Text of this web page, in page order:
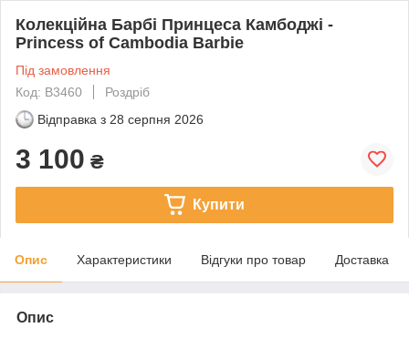
Колекційна Барбі Принцеса Камбоджі -
Princess of Cambodia Barbie
Під замовлення
Код: B3460
Роздріб
Відправка з 28 серпня 2026
3 100 ₴
Купити
Опис Характеристики Відгуки про товар Доставка
Опис